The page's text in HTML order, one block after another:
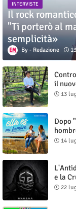
INTERVISTE
Il rock
"Ti porterò al
semplicità»
Redazione
il
13
Dopo
14
e la
22